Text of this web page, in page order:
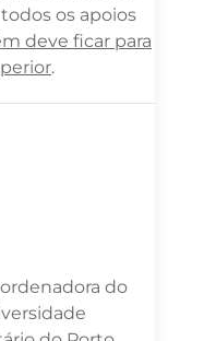
os apoios
deve ficar para
.
do